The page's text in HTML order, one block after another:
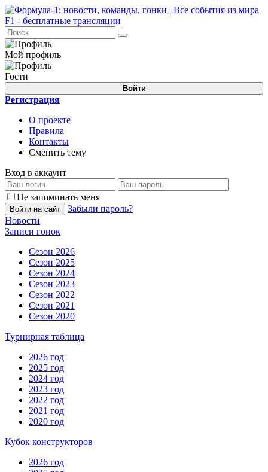
Мой профиль
Гости
Войти
Регистрация
О проекте
Правила
Контакты
Сменить тему
Вход в аккаунт
Не запоминать меня
Войти на сайт
Забыли пароль?
Новости
Записи гонок
Сезон 2026
Сезон 2025
Сезон 2024
Сезон 2023
Сезон 2022
Сезон 2021
Сезон 2020
Турнирная таблица
2026 год
2025 год
2024 год
2023 год
2022 год
2021 год
2020 год
Кубок конструкторов
2026 год